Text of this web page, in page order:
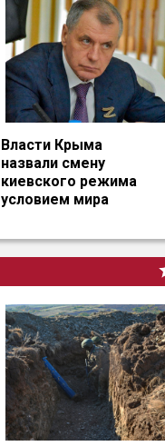
Власти Крыма
назвали смену
киевского режима
условием мира